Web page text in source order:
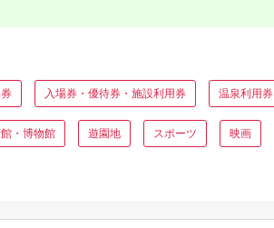
入場券・優待券・施設利用券 温泉利用券
・博物館 遊園地 スポーツ 映画